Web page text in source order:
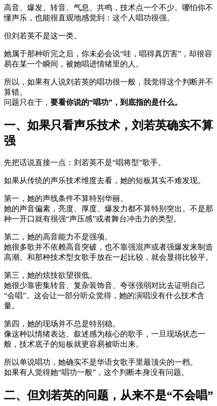
高音、爆发、转音、气息、共鸣，技术点一个不少。哪怕你不
懂声乐，也能很直观地感觉到：这个人唱功很强。
但刘若英不是这一类。
她属于那种听完之后，你未必会说“哇，唱得真厉害”，却很容
易在某一个瞬间，被她唱进情绪里的人。
所以，如果有人说刘若英的唱功很一般，我觉得这个判断并不
算错。
问题只在于， 要看你说的“唱功”，到底指的是什么。
一、如果只看声乐技术，刘若英确实不算
强
先把话说直接一点：刘若英不是“唱将型”歌手。
如果从传统的声乐技术维度去看，她的短板其实不难发现。
第一，她的声线条件不算特别华丽。
她的声音偏素，亮度、厚度、爆发力都不算特别突出。不是那
种一开口就有很强“声压感”或者舞台冲击力的类型。
第二，她的高音能力不是强项。
她很多歌并不依赖高音突破，也不靠强混声或者强爆发来制造
高潮。和那种技术型女歌手放在一起比较，就会显得比较平。
第三，她的炫技欲望很低。
她很少靠密集转音、复杂装饰音、夸张强弱对比去证明自己
“会唱”。这会让一部分听众觉得，她的演唱没有什么技术含
量。
第四，她的现场并不总是特别稳。
像这种以情绪表达、叙述感为核心的歌手，一旦现场状态一
般，技术底子的短板就更容易被听出来。
所以单说唱功，她确实不是华语女歌手里最顶尖的一档。
如果有人觉得她“唱功一般”，这个判断本身没有问题。
二、但刘若英的问题，从来不是“不会唱”